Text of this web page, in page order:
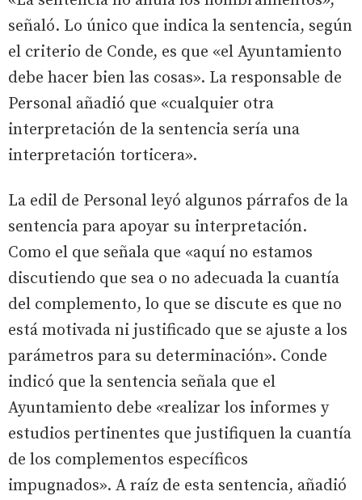
señaló. Lo único que indica la sentencia, según
el criterio de Conde, es que «el Ayuntamiento
debe hacer bien las cosas». La responsable de
Personal añadió que «cualquier otra
interpretación de la sentencia sería una
interpretación torticera».
La edil de Personal leyó algunos párrafos de la
sentencia para apoyar su interpretación.
Como el que señala que «aquí no estamos
discutiendo que sea o no adecuada la cuantía
del complemento, lo que se discute es que no
está motivada ni justificado que se ajuste a los
parámetros para su determinación». Conde
indicó que la sentencia señala que el
Ayuntamiento debe «realizar los informes y
estudios pertinentes que justifiquen la cuantía
de los complementos específicos
impugnados». A raíz de esta sentencia, añadió